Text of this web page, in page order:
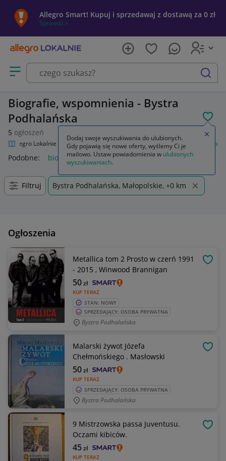
Allegro Smart! Kupuj i sprzedawaj z dostawą za 0 zł
Sprawdź »
Otwórz menu z kategoriami
szukaj
Biografie, wspomnienia - Bystra
Podhalańska
5 ogłoszeń
Allegro Lokalnie Kultura i rozrywka Książki Biografie, wspomnienia
Podobne: biografie wspomnienia
Filtruj Bystra Podhalańska, Małopolskie, +0 km
Ogłoszenia
Metallica tom 2 Prosto w czerń 1991
- 2015 , Winwood Brannigan
KUP TERAZ
50zł
STAN: NOWY
SPRZEDAJĄCY: OSOBA PRYWATNA
Bystra Podhalańska
Malarski żywot Józefa
Chełmońskiego . Masłowski
KUP TERAZ
50zł
SPRZEDAJĄCY: OSOBA PRYWATNA
Bystra Podhalańska
9 Mistrzowska passa Juventusu.
Oczami kibiców.
KUP TERAZ
45zł
Dodaj swoje wyszukiwania do ulubionych.
Gdy pojawią się nowe oferty, wyślemy Ci je
mailowo. Ustaw powiadomienia w ulubionych
wyszukiwaniach.